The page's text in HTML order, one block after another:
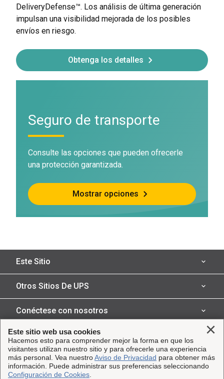
DeliveryDefense™. Los análisis de última generación
impulsan una visibilidad mejorada de los posibles
envíos en riesgo.
Obtenga los detalles
Seguro de transporte
Consulte las opciones que pueden ofrecerle
una protección garantizada.
Mostrar opciones
Este Sitio
Seguro de transporte
Socios
Recursos
Otros Sitios De UPS
UPS Capital
Parcel Pro
UPS
Soluciones de cadena de suministro
Conéctese con nosotros
Facebook
Instagram
Twitter
Legal
Términos y Condiciones
Copyright ©2023 United Parcel Service of America,
Inc. Todos los derechos reservados.
Este sitio web usa cookies
Hacemos esto para comprender mejor la forma en que los
visitantes utilizan nuestro sitio y para ofrecerle una experiencia
más personal. Vea nuestroAviso de Privacidad para obtener más
información. Puede administrar sus preferencias seleccionando
Configuración de Cookies